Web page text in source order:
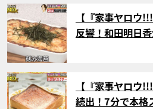
サムネイル
【『家事ヤロウ
反響！和田明日
サムネイル
【『家事ヤロウ
続出！7分で本